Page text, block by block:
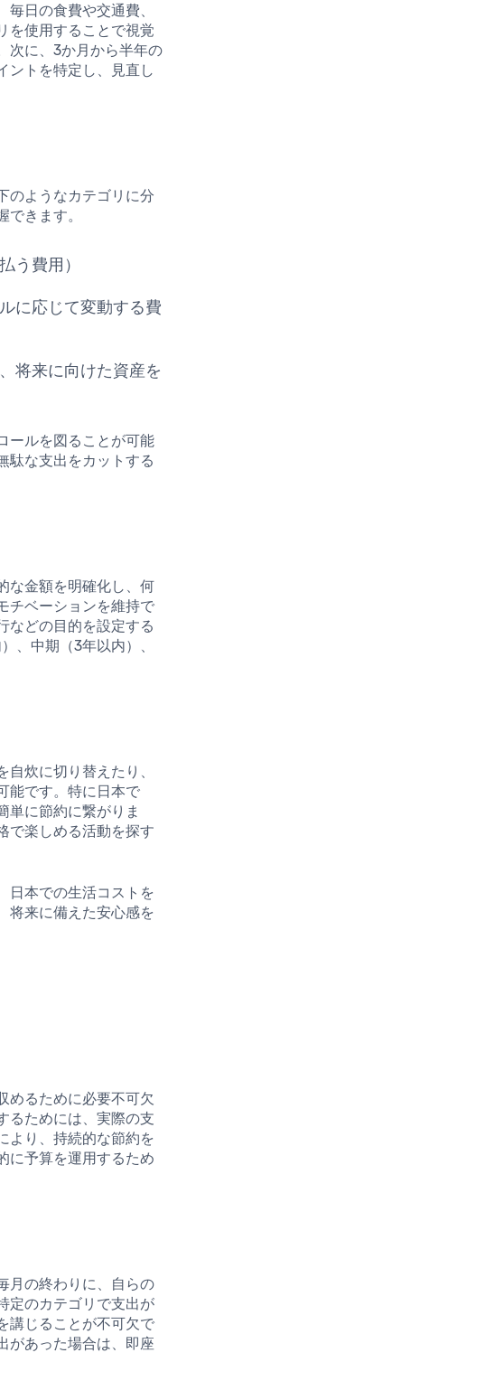
日の食費や交通費、
を使用することで視覚
次に、3か月から半年の
ントを特定し、見直し
のようなカテゴリに分
きます。
う費用）
に応じて変動する費
将来に向けた資産を
ールを図ることが可能
駄な支出をカットする
な金額を明確化し、何
チベーションを維持で
などの目的を設定する
、中期（3年以内）、
炊に切り替えたり、
能です。特に日本で
単に節約に繋がりま
で楽しめる活動を探す
日本での生活コストを
将来に備えた安心感を
めるために必要不可欠
るためには、実際の支
より、持続的な節約を
に予算を運用するため
月の終わりに、自らの
定のカテゴリで支出が
講じることが不可欠で
があった場合は、即座